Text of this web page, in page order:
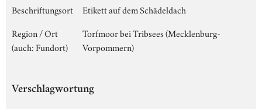
Beschriftungsort
Etikett auf dem Schädeldach
Region / Ort
(auch: Fundort)
Torfmoor bei Tribsees (Mecklenburg-
Vorpommern)
Verschlagwortung